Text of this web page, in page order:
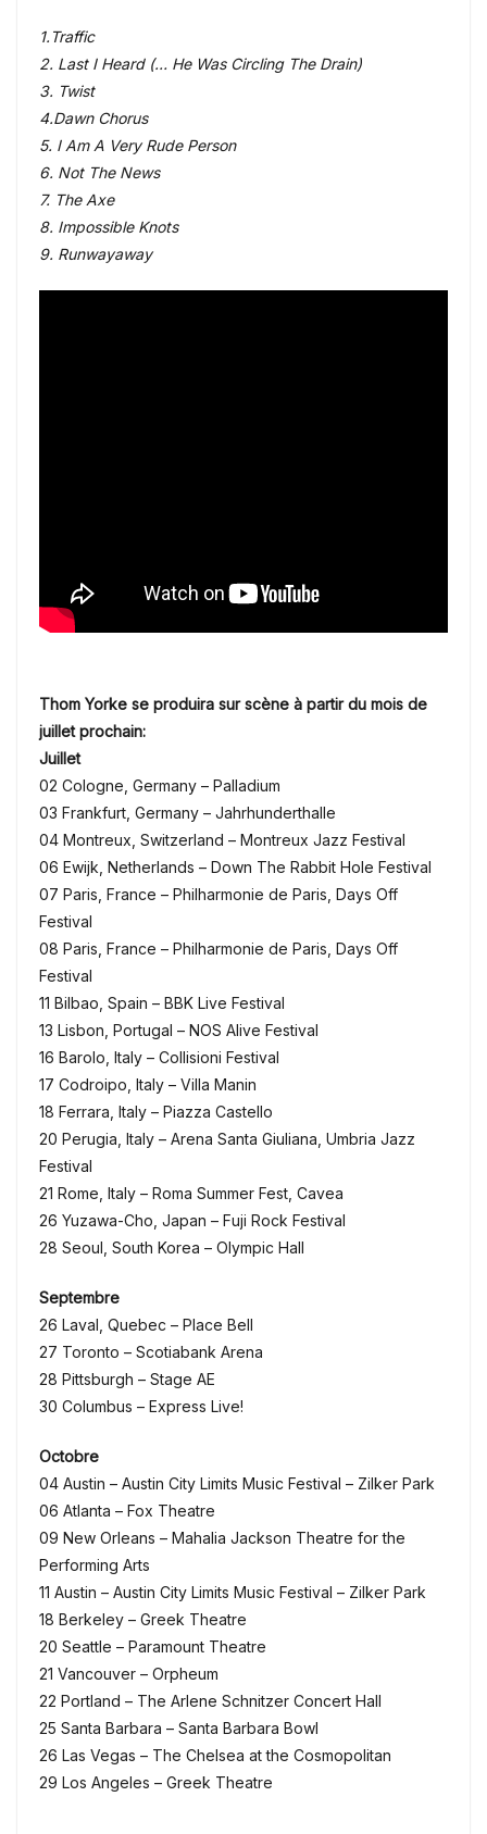
1.Traffic
2. Last I Heard (… He Was Circling The Drain)
3. Twist
4.Dawn Chorus
5. I Am A Very Rude Person
6. Not The News
7. The Axe
8. Impossible Knots
9. Runwayaway
Thom Yorke se produira sur scène à partir du mois de
juillet prochain:
Juillet
02 Cologne, Germany – Palladium
03 Frankfurt, Germany – Jahrhunderthalle
04 Montreux, Switzerland – Montreux Jazz Festival
06 Ewijk, Netherlands – Down The Rabbit Hole Festival
07 Paris, France – Philharmonie de Paris, Days Off
Festival
08 Paris, France – Philharmonie de Paris, Days Off
Festival
11 Bilbao, Spain – BBK Live Festival
13 Lisbon, Portugal – NOS Alive Festival
16 Barolo, Italy – Collisioni Festival
17 Codroipo, Italy – Villa Manin
18 Ferrara, Italy – Piazza Castello
20 Perugia, Italy – Arena Santa Giuliana, Umbria Jazz
Festival
21 Rome, Italy – Roma Summer Fest, Cavea
26 Yuzawa-Cho, Japan – Fuji Rock Festival
28 Seoul, South Korea – Olympic Hall
Septembre
26 Laval, Quebec – Place Bell
27 Toronto – Scotiabank Arena
28 Pittsburgh – Stage AE
30 Columbus – Express Live!
Octobre
04 Austin – Austin City Limits Music Festival – Zilker Park
06 Atlanta – Fox Theatre
09 New Orleans – Mahalia Jackson Theatre for the
Performing Arts
11 Austin – Austin City Limits Music Festival – Zilker Park
18 Berkeley – Greek Theatre
20 Seattle – Paramount Theatre
21 Vancouver – Orpheum
22 Portland – The Arlene Schnitzer Concert Hall
25 Santa Barbara – Santa Barbara Bowl
26 Las Vegas – The Chelsea at the Cosmopolitan
29 Los Angeles – Greek Theatre